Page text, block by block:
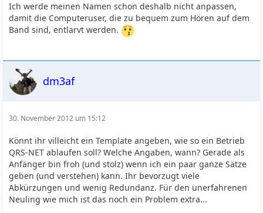
Ich werde meinen Namen schon deshalb nicht anpassen,
damit die Computeruser, die zu bequem zum Hören auf dem
Band sind, entlarvt werden.
dm3af
30. November 2012 um 15:12
Könnt ihr villeicht ein Template angeben, wie so ein Betrieb
QRS-NET ablaufen soll? Welche Angaben, wann? Gerade als
Anfänger bin froh (und stolz) wenn ich ein paar ganze Sätze
geben (und verstehen) kann. Ihr bevorzugt viele
Abkürzungen und wenig Redundanz. Für den unerfahrenen
Neuling wie mich ist das noch ein Problem extra...